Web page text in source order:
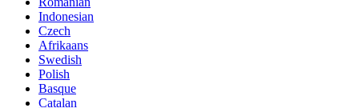
Indonesian
Czech
Afrikaans
Swedish
Polish
Basque
Catalan